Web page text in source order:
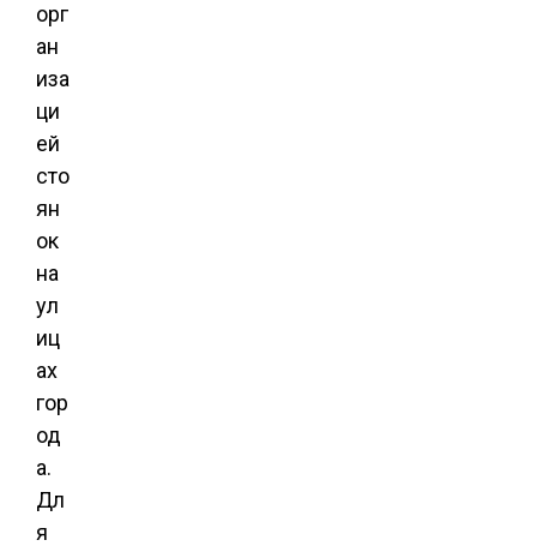
орг
ан
иза
ци
ей
сто
ян
ок
на
ул
иц
ах
гор
од
а.
Дл
я